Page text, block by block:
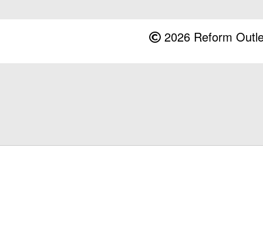
2026 Reform